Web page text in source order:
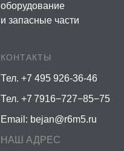
оборудование
и запасные части
КОНТАКТЫ
Тел. +7 495 926-36-46
Тел. +7 7916−727−85−75
Email: bejan@r6m5.ru
НАШ АДРЕС